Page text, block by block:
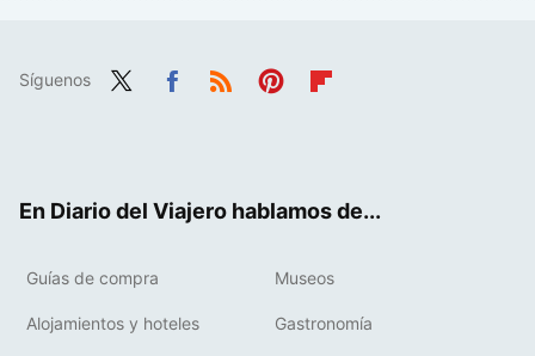
Síguenos
En Diario del Viajero hablamos de...
Guías de compra Museos
Alojamientos y hoteles Gastronomía